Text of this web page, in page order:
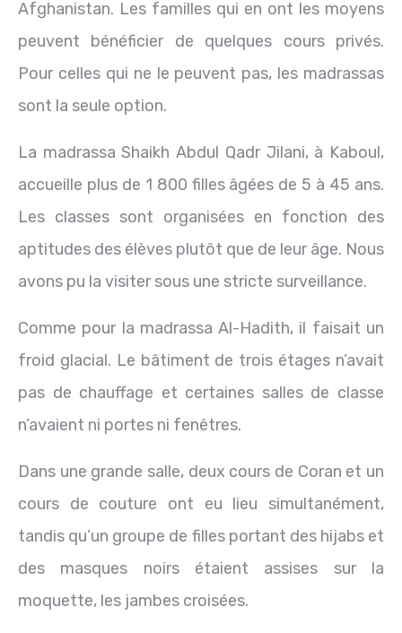
Afghanistan. Les familles qui en ont les moyens
peuvent bénéficier de quelques cours privés.
Pour celles qui ne le peuvent pas, les madrassas
sont la seule option.
La madrassa Shaikh Abdul Qadr Jilani, à Kaboul,
accueille plus de 1 800 filles âgées de 5 à 45 ans.
Les classes sont organisées en fonction des
aptitudes des élèves plutôt que de leur âge. Nous
avons pu la visiter sous une stricte surveillance.
Comme pour la madrassa Al-Hadith, il faisait un
froid glacial. Le bâtiment de trois étages n’avait
pas de chauffage et certaines salles de classe
n’avaient ni portes ni fenêtres.
Dans une grande salle, deux cours de Coran et un
cours de couture ont eu lieu simultanément,
tandis qu’un groupe de filles portant des hijabs et
des masques noirs étaient assises sur la
moquette, les jambes croisées.